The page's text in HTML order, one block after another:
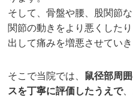
そして、骨盤や腰、股関節
関節の動きをより悪くした
出して痛みを増悪させていき
そこで当院では、 鼠径部周
スを丁寧に評価したうえで